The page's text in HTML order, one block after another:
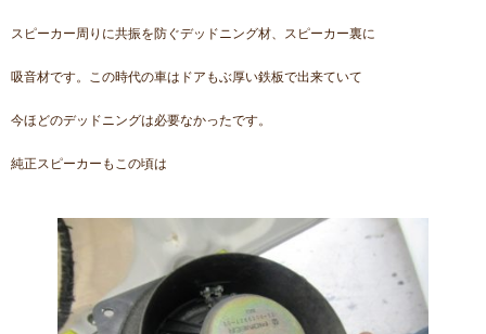
スピーカー周りに共振を防ぐデッドニング材、スピーカー裏に
吸音材です。この時代の車はドアもぶ厚い鉄板で出来ていて
今ほどのデッドニングは必要なかったです。
純正スピーカーもこの頃は